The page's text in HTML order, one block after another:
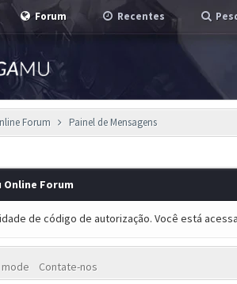
Forum Recentes
Forum Painel de Mensagens
Online Forum
de código de autorização. Você está
Contate-nos